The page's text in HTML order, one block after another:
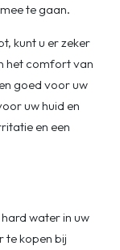
te gaan.
kunt u er zeker
het comfort van
goed voor uw
uw huid en
en een
water in uw
te kopen bij